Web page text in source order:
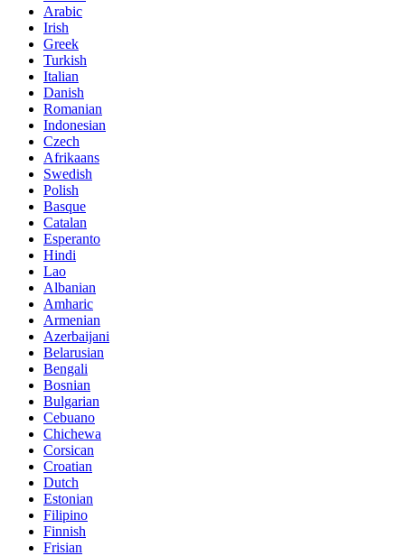
Arabic
Irish
Greek
Turkish
Italian
Danish
Romanian
Indonesian
Czech
Afrikaans
Swedish
Polish
Basque
Catalan
Esperanto
Hindi
Lao
Albanian
Amharic
Armenian
Azerbaijani
Belarusian
Bengali
Bosnian
Bulgarian
Cebuano
Chichewa
Corsican
Croatian
Dutch
Estonian
Filipino
Finnish
Frisian